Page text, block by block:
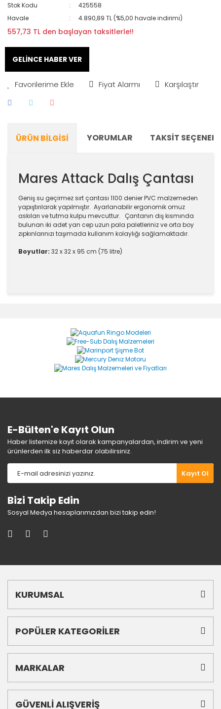
Stok Kodu
425558
Havale
4.890,89 TL (%5,00 havale indirimi)
557,73 TL den başlayan taksitlerle!!
GELİNCE HABER VER
Fiyat Alarmı Karşılaştır
ÜRÜN BILGISI YORUMLAR TAKSIT
Mares Attack Dalış Çantası
Geniş su geçirmez sırt çantası 1100 denier PVC malzemeden
yapıştırılarak yapılmıştır. Ayarlanabilir ergonomik omuz
askıları ve tutma kulpu mevcuttur. Çantanın dış kısmında
bulunan iki adet yan cep uzun pala paletleriniz ve orta boy
zıpkınlarınızı taşımada kullanım kolaylığı sağlamaktadır.
Boyutlar: 32 x 32 x 95 cm (75 litre)
Yorum Yaz
Ürün resmi kalitesiz, bozuk veya görüntülenemiyor.
Ürün açıklamasında eksik bilgiler bulunuyor.
Ürün bilgilerinde hatalar bulunuyor.
E-Bülten'e Kayıt Olun
Haber listemize kayıt olarak kampanyalardan, indirim ve yeni
ürünlerden ilk siz haberdar olabilirsiniz.
Kayıt Ol
Bizi Takip Edin
Sosyal Medya hesaplarımızdan bizi takip edin!
KURUMSAL
POPÜLER KATEGORİLER
MARKALAR
GÜVENLİ ALIŞVERİŞ